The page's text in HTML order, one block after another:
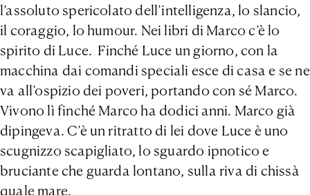
l’assoluto spericolato dell’intelligenza, lo slancio,
il coraggio, lo humour. Nei libri di Marco c’è lo
spirito di Luce. Finché Luce un giorno, con la
macchina dai comandi speciali esce di casa e se ne
va all’ospizio dei poveri, portando con sé Marco.
Vivono lì finché Marco ha dodici anni. Marco già
dipingeva. C’è un ritratto di lei dove Luce è uno
scugnizzo scapigliato, lo sguardo ipnotico e
bruciante che guarda lontano, sulla riva di chissà
quale mare.